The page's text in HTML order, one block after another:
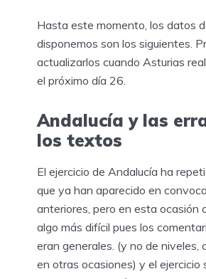
Hasta este momento, los datos
disponemos son los siguientes.
actualizarlos cuando Asturias
el próximo día 26.
Andalucía y las
los textos
El ejercicio de Andalucía ha
que ya han aparecido en
anteriores, pero en esta ocasión
algo más difícil pues los
eran generales. (y no de niveles,
en otras ocasiones) y el ejercicio